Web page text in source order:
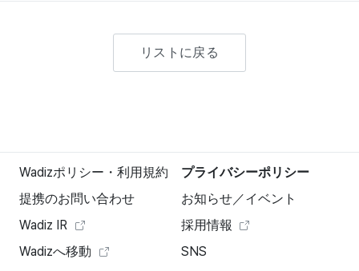
リストに戻る
Wadizポリシー・利用規約
プライバシーポリシー
提携のお問い合わせ
お知らせ／イベント
Wadiz IR
採用情報
Wadizへ移動
SNS